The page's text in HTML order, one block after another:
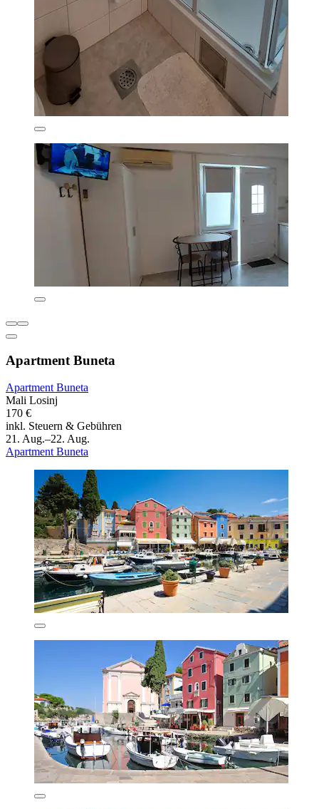
Apartment Buneta
Apartment Buneta
Mali Losinj
170 €
inkl. Steuern & Gebühren
21. Aug.–22. Aug.
Apartment Buneta